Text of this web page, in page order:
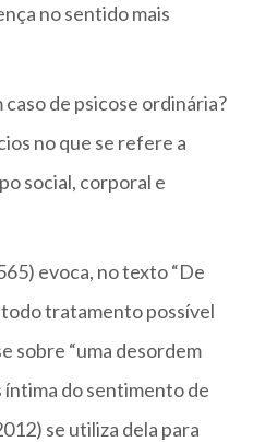
no sentido mais
de psicose ordinária?
no que se refere a
social, corporal e
evoca, no texto “De
tratamento possível
sobre “uma desordem
íntima do sentimento de
se utiliza dela para